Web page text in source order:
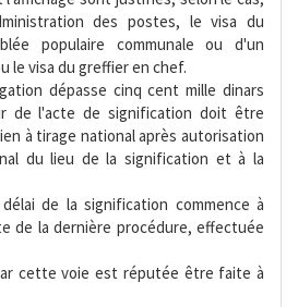
des postes, le visa du
populaire communale ou d'un
le visa du greffier en chef.
dépasse cinq cent mille dinars
de l'acte de signification doit être
à tirage national après autorisation
du lieu de la signification et à la
de la signification commence à
de la dernière procédure, effectuée
cette voie est réputée être faite à